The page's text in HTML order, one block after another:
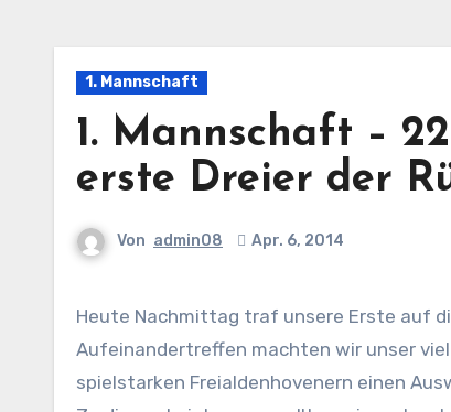
1. Mannschaft
1. Mannschaft –
erste Dreier der
Von admin08 Apr. 6, 2014
Heute Nachmittag traf unsere Erste auf die Zweitvertretung der Borussia aus Freialdenhoven. Beim ersten
Aufeinandertreffen machten wir unser
spielstarken Freialdenhovenern einen